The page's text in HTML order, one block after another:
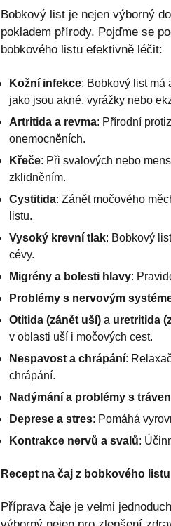
Bobkový list je nejen výborný
pokladem přírody. Pojďme se
bobkového listu efektivně léčit:
Kožní infekce: Bobkový list má
jako jsou akné, vyrážky nebo
Artritida a revma: Přírodní
onemocněních.
Křeče: Při svalových nebo
zklidněním.
Cystitida: Zánět močového
listu.
Vysoký krevní tlak: Bobkový
cévy.
Migrény a bolesti hlavy:
Problémy s nervovým
Otitida (zánět uší)a uretritida
v oblasti uší i močových cest.
Nespavost a chrápání:
chrápání.
Nadýmání a problémy s
Deprese a stres: Pomáhá
Kontrakce nervů a svalů:
Recept na čaj z bobkového listu
Příprava čaje je velmi